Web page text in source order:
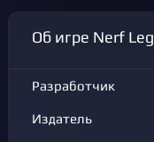
Об игре Nerf
Разработчик
Издатель